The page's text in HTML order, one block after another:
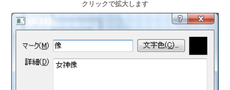
クリックで拡大します